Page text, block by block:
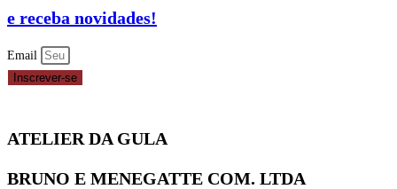
ARCOLOR
quantidade
e receba novidades!
Email
Inscrever-se
ATELIER DA GULA
BRUNO E MENEGATTE COM. LTDA